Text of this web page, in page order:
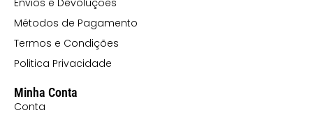
120 CORAL
121 LILÁS
132 ROSA
15 VERDE
Envios e Devoluções
Métodos de Pagamento
Termos e Condições
Politica Privacidade
Minha Conta
Conta